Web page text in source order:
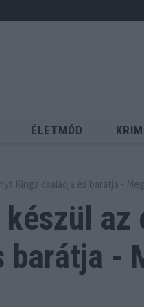
ÉLETMÓD
Kinga családja és barátja -
az
barátja -